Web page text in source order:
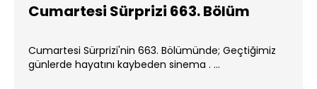
Cumartesi Sürprizi 663. Bölüm
Cumartesi Sürprizi'nin 663. Bölümünde; Geçtiğimiz
günlerde hayatını kaybeden sinema . ...